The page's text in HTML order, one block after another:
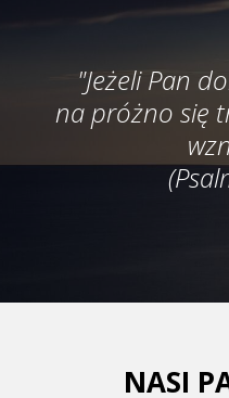
"Jeżeli Pan
na próżno się
NASI